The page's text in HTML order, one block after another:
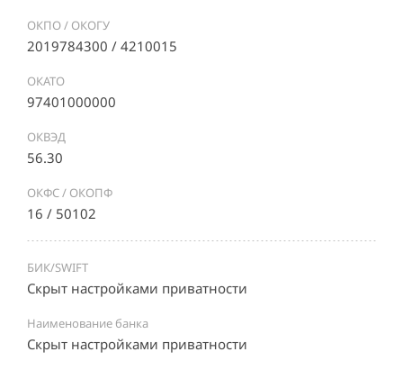
ОКПО / ОКОГУ
2019784300 / 4210015
ОКАТО
97401000000
ОКВЭД
56.30
ОКФС / ОКОПФ
16 / 50102
БИК/SWIFT
Скрыт настройками приватности
Наименование банка
Скрыт настройками приватности